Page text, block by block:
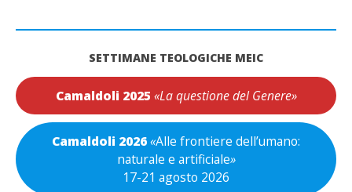
SETTIMANE TEOLOGICHE MEIC
Camaldoli 2025 «La questione del Genere»
Camaldoli 2026«Alle frontiere dell’umano:
naturale e artificiale»
17-21 agosto 2026